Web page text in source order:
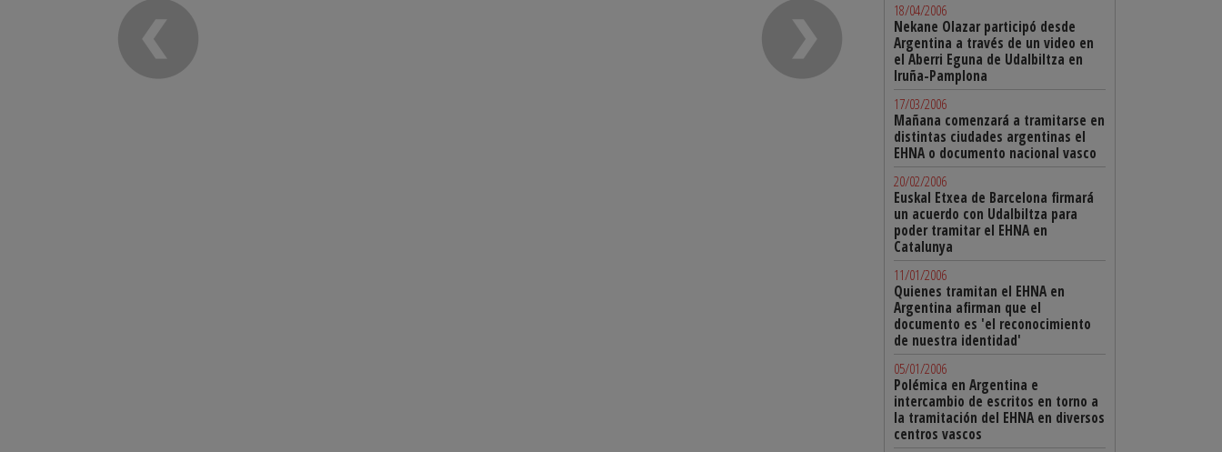
18/04/2006
Nekane Olazar participó desde
Argentina a través de un video en
el Aberri Eguna de Udalbiltza en
Iruña-Pamplona
17/03/2006
Mañana comenzará a tramitarse en
distintas ciudades argentinas el
EHNA o documento nacional vasco
20/02/2006
Euskal Etxea de Barcelona firmará
un acuerdo con Udalbiltza para
poder tramitar el EHNA en
Catalunya
11/01/2006
Quienes tramitan el EHNA en
Argentina afirman que el
documento es 'el reconocimiento
de nuestra identidad'
05/01/2006
Polémica en Argentina e
intercambio de escritos en torno a
la tramitación del EHNA en diversos
centros vascos